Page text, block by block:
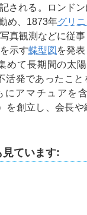
される。ロンド
め、1873年グリ
真観測などに従
示す蝶型図 を発
めて長期間の太
活発であったこと
にアマチュアを
を創立し、会長
見ています: